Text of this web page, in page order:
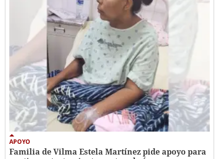
APOYO
Familia de Vilma Estela Martínez pide apoyo para